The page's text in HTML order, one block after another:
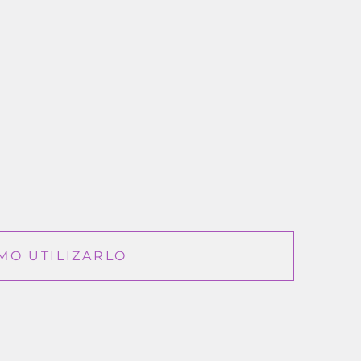
UTILIZARLO